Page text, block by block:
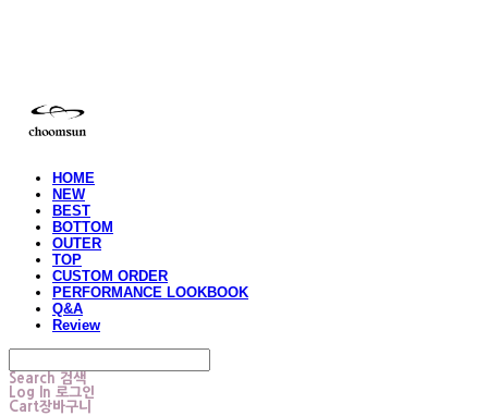
HOME
NEW
BEST
BOTTOM
OUTER
TOP
CUSTOM ORDER
PERFORMANCE LOOKBOOK
Q&A
Review
Search 검색
Log In 로그인
Cart장바구니